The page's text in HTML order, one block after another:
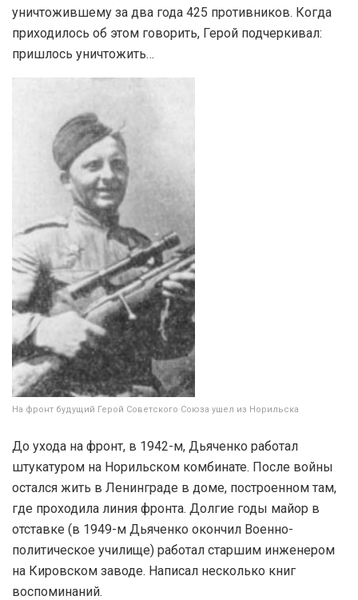
уничтожившему за два года 425 противников. Когда
приходилось об этом говорить, Герой подчеркивал:
пришлось уничтожить…
На фронт будущий Герой Советского Союза ушел из Норильска
До ухода на фронт, в 1942-м, Дьяченко работал
штукатуром на Норильском комбинате. После войны
остался жить в Ленинграде в доме, построенном там,
где проходила линия фронта. Долгие годы майор в
отставке (в 1949-м Дьяченко окончил Военно-
политическое училище) работал старшим инженером
на Кировском заводе. Написал несколько книг
воспоминаний.